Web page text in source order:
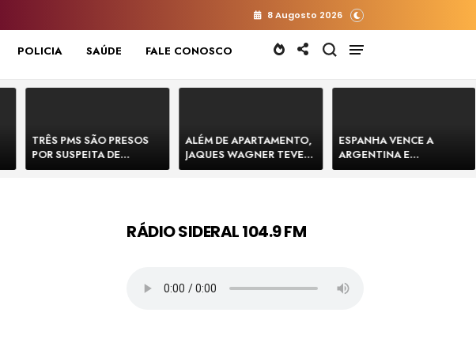
8 Augosto 2026
POLICIA SAÚDE FALE CONOSCO
TRÊS PMS SÃO PRESOS
POR SUSPEITA DE
EXECUTAR DOIS HOMENS
ALÉM DE APARTAMENTO,
JAQUES WAGNER TEVE
VENDA DE TERRENO PARA
ESPANHA VENCE A
ARGENTINA E
CONQUISTA A COPA DO
RÁDIO SIDERAL 104.9 FM